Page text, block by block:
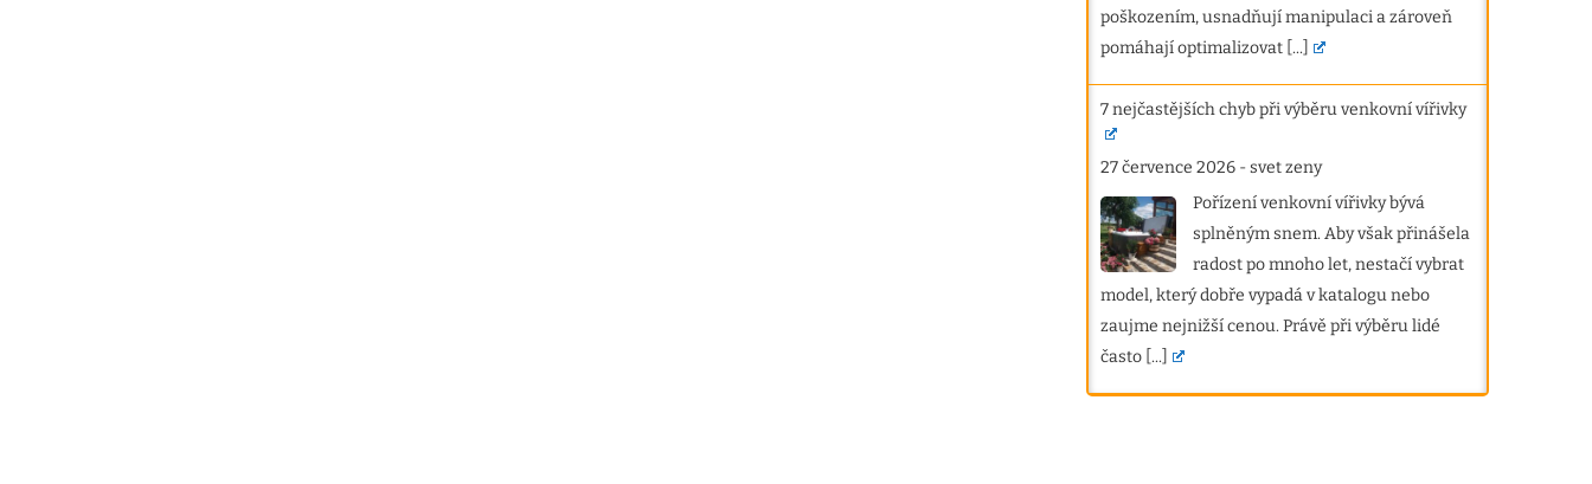
poškozením, usnadňují manipulaci a zároveň
pomáhají optimalizovat [...]
7 nejčastějších chyb při výběru venkovní vířivky
27 července 2026 -svet zeny
Pořízení venkovní vířivky bývá
splněným snem. Aby však přinášela
radost po mnoho let, nestačí vybrat
model, který dobře vypadá v katalogu nebo
zaujme nejnižší cenou. Právě při výběru lidé
často [...]